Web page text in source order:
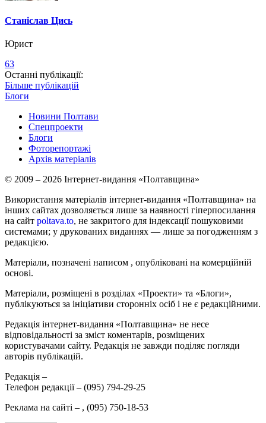
Станіслав Цись
Юрист
63
Останні публікації:
Більше публікацій
Блоги
Новини Полтави
Спецпроекти
Блоги
Фоторепортажі
Архів матеріалів
© 2009 – 2026 Інтернет-видання «Полтавщина»
Використання матеріалів інтернет-видання «Полтавщина» на
інших сайтах дозволяється лише за наявності гіперпосилання
на сайт poltava.to, не закритого для індексації пошуковими
системами; у друкованих виданнях — лише за погодженням з
редакцією.
Матеріали, позначені написом , опубліковані на комерційній
основі.
Матеріали, розміщені в розділах «Проекти» та «Блоги»,
публікуються за ініціативи сторонніх осіб і не є редакційними.
Редакція інтернет-видання «Полтавщина» не несе
відповідальності за зміст коментарів, розміщених
користувачами сайту. Редакція не завжди поділяє погляди
авторів публікацій.
Редакція –
Телефон редакції – (095) 794-29-25
Реклама на сайті – , (095) 750-18-53